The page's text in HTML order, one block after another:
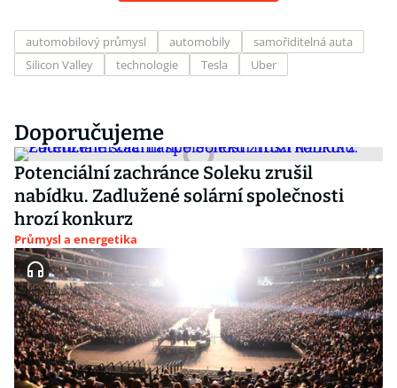
automobilový průmysl automobily
samořiditelná auta
Silicon Valley
technologie Tesla Uber
Doporučujeme
Potenciální zachránce Soleku zrušil
nabídku. Zadlužené solární společnosti
hrozí konkurz
Průmysl a energetika